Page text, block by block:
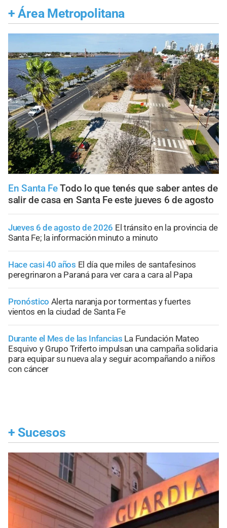
+ Área Metropolitana
En Santa Fe Todo lo que tenés que saber antes de
salir de casa en Santa Fe este jueves 6 de agosto
Jueves 6 de agosto de 2026 El tránsito en la provincia de
Santa Fe; la información minuto a minuto
Hace casi 40 años El día que miles de santafesinos
peregrinaron a Paraná para ver cara a cara al Papa
Pronóstico Alerta naranja por tormentas y fuertes
vientos en la ciudad de Santa Fe
Durante el Mes de las Infancias La Fundación Mateo
Esquivo y Grupo Triferto impulsan una campaña solidaria
para equipar su nueva ala y seguir acompañando a niños
con cáncer
+ Sucesos